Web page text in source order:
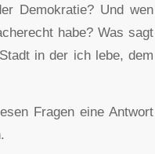
Demokratie? Und wen
habe? Was sagt
in der ich lebe, dem
Fragen eine Antwort